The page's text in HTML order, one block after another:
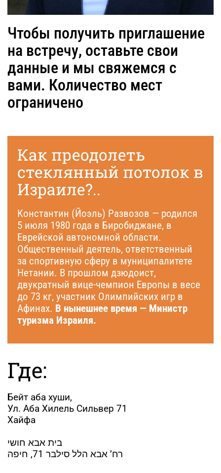
Чтобы получить приглашение
на встречу, оставьте свои
данные и мы свяжемся с
вами. Количество мест
ограничено
Как преодолеть
стеклянный потолок в
Израиле?..
Константин (Йоэль) Развозов — родился
5 июля 1980 года в Биробиджане, в
Еврейской автономной области.
Общественный деятель, ответственный
за спортивную сферу в муниципалитете
Нетании. В прошлом дзюдоист,
двукратный вице-чемпион Европы в весе
до 73 кг, участник Олимпийских игр в
Афинах. В нынешнее время — Министр
туризма Израиля.
Где:
Бейт аба хуши,
Ул. Аба Хилель Сильвер 71
Хайфа
בית אבא חושי
רח’ אבא הלל סילבר 71, חיפה